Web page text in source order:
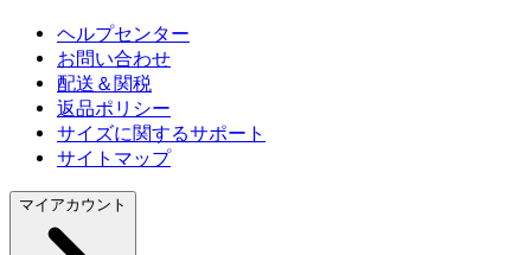
ヘルプセンター
お問い合わせ
配送＆関税
返品ポリシー
サイズに関するサポート
サイトマップ
マイアカウント